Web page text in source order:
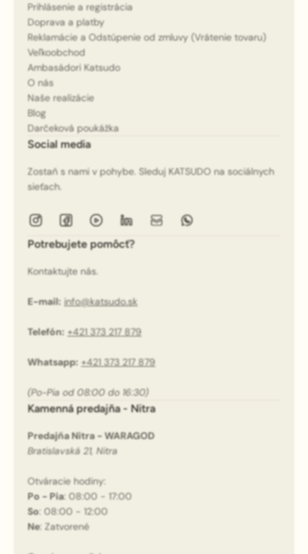
Prihlásenie a registrácia
Doprava a platby
Reklamácie a Odstúpenie od zmluvy (Vrátenie tovaru)
Veľkoobchod
Ambasádori Katsudo
O nás
Naše realizácie
Blog
Darčeková poukážka
Social media
Zostaň s nami v pohybe. Sleduj KATSUDO na sociálnych
sieťach.
Potrebujete pomôcť?
Kontaktujte nás.
E-mail: info@katsudo.sk
Telefón: +421 373 217 879
Whatsapp: +421 373 217 879
(Po-Pia od 08:00 do 16:30)
Kamenná predajňa - Nitra
Predajňa Nitra - WARAGOD
Bratislavská 21, Nitra
Otváracie hodiny:
Po - Pia: 08:00 - 17:00
So: 08:00 - 12:00
Ne: Zatvorené